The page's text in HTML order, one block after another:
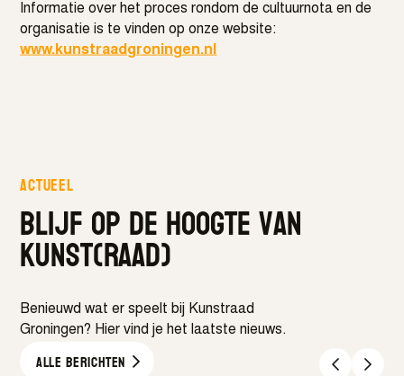
Informatie over het proces rondom de cultuurnota en de
organisatie is te vinden op onze website:
www.kunstraadgroningen.nl
Actueel
Blijf op de hoogte van
kunst(raad)
Benieuwd wat er speelt bij Kunstraad
Groningen? Hier vind je het laatste nieuws.
Alle berichten